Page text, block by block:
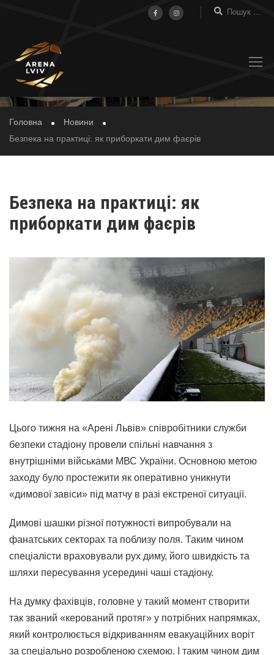
НОВИНИ
Головна
Новини
Безпека на практиці: як приборкати дим фаєрів
Безпека на практиці: як
приборкати дим фаєрів
Цього тижня на «Арені Львів» співробітники служби
безпеки стадіону провели спільні навчання з
внутрішніми військами МВС України. Основною метою
заходу було простежити як оперативно уникнути
«димової завіси» під матчу в разі екстреної ситуації.
Димові шашки різної потужності випробували на
фанатських секторах та поблизу поля. Таким чином
спеціалісти враховували рух диму, його швидкість та
шляхи пересування усередині чаші стадіону.
На думку фахівців, головне у такий момент створити
так званий «керований протяг» у потрібних напрямках,
який контролюється відкриванням евакуаційних воріт
за спеціально розробленою схемою. І таким чином дим